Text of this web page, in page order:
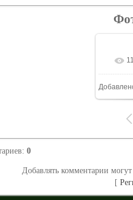
: 0
Добавлять комментарии могут
[